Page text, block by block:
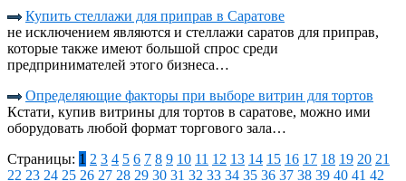
Купить стеллажи для приправ в Саратове
не исключением являются и стеллажи саратов для приправ,
которые также имеют большой спрос среди
предпринимателей этого бизнеса…
Определяющие факторы при выборе витрин для тортов
Кстати, купив витрины для тортов в саратове, можно ими
оборудовать любой формат торгового зала…
Страницы: 1 2 3 4 5 6 7 8 9 10 11 12 13 14 15 16 17 18 19 20 21
22 23 24 25 26 27 28 29 30 31 32 33 34 35 36 37 38 39 40 41 42